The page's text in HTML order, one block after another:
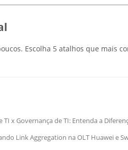
Escolha 5 atalhos que mais
TI x Governança de TI: Entenda a
Link Aggregation na OLT Huawei e